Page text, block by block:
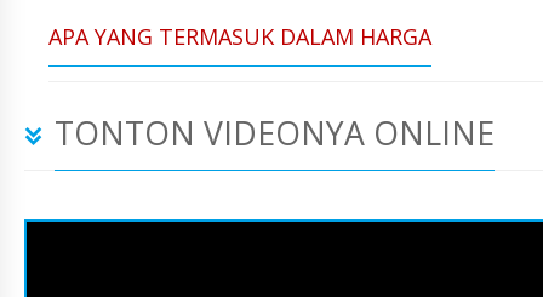
APA YANG TERMASUK DALAM HARGA
TONTON VIDEONYA ONLINE